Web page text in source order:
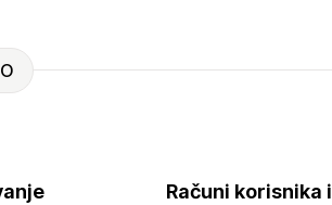
Računi korisnika i